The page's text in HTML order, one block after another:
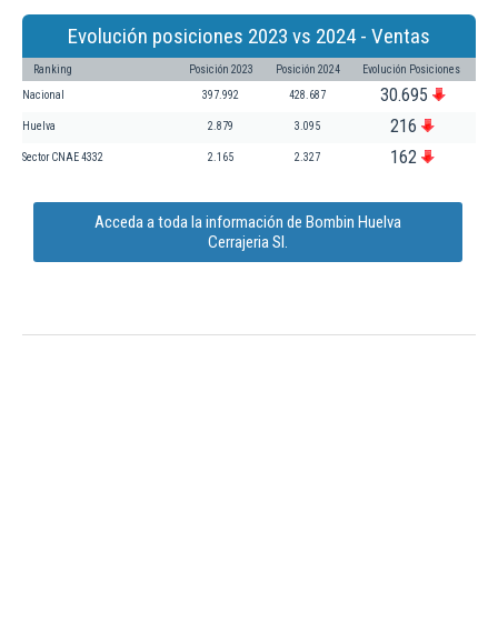
Evolución posiciones 2023 vs 2024 - Ventas
Ranking Posición 2023 Posición 2024 Evolución Posiciones
Nacional 397.992 428.687 30.695
Huelva 2.879 3.095 216
Sector CNAE 4332 2.165 2.327 162
Acceda a toda la información de Bombin Huelva
Cerrajeria Sl.